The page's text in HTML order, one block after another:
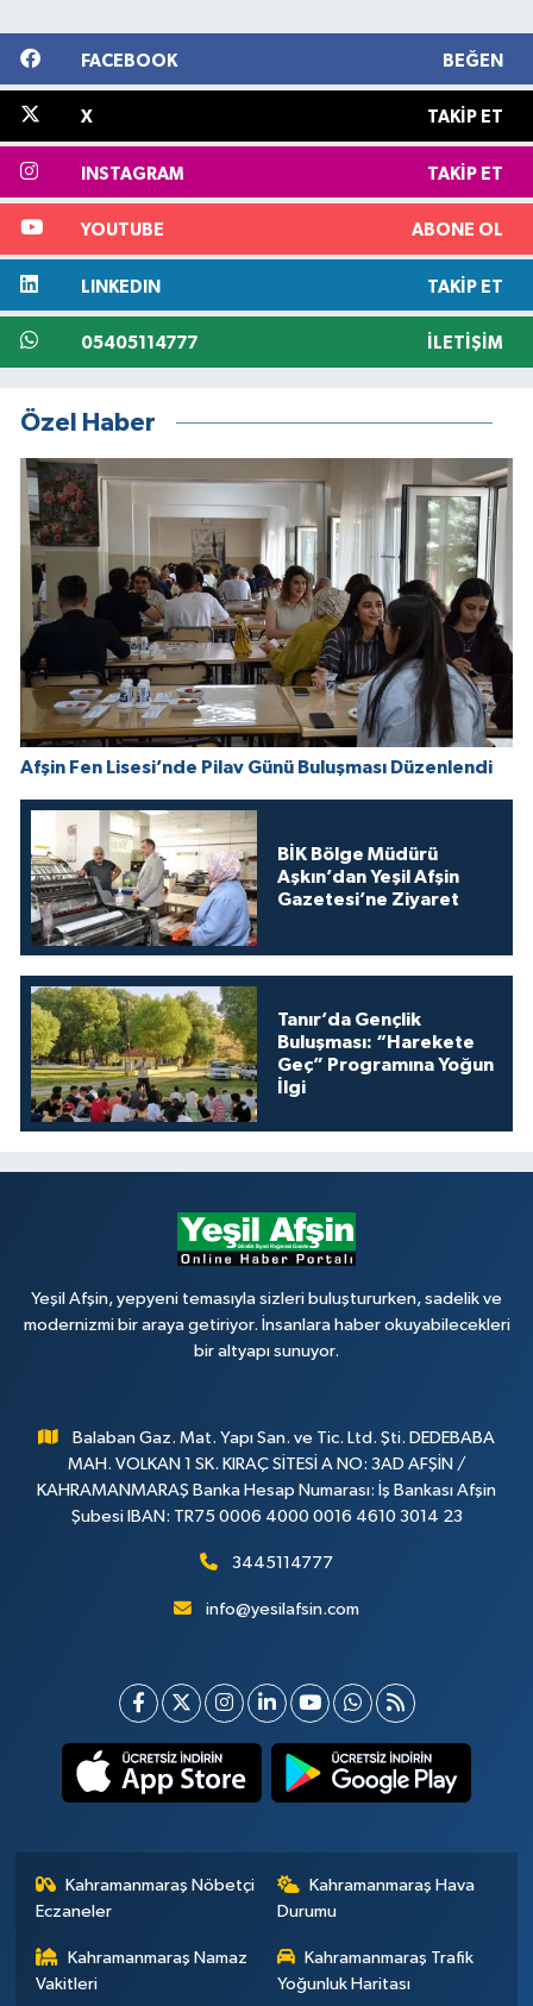
FACEBOOK BEĞEN
X TAKIP ET
INSTAGRAM TAKIP ET
YOUTUBE ABONE OL
LINKEDIN TAKIP ET
05405114777 İLETIŞIM
Özel Haber
Afşin Fen Lisesi’nde Pilav Günü Buluşması Düzenlendi
BİK Bölge Müdürü
Aşkın’dan Yeşil Afşin
Gazetesi’ne Ziyaret
Tanır’da Gençlik
Buluşması: “Harekete
Geç” Programına Yoğun
İlgi
Yeşil Afşin, yepyeni temasıyla sizleri buluştururken, sadelik ve
modernizmi bir araya getiriyor. İnsanlara haber okuyabilecekleri
bir altyapı sunuyor.
Balaban Gaz. Mat. Yapı San. ve Tic. Ltd. Şti. DEDEBABA
MAH. VOLKAN 1 SK. KIRAÇ SİTESİ A NO: 3AD AFŞİN /
KAHRAMANMARAŞ Banka Hesap Numarası: İş Bankası Afşin
Şubesi IBAN: TR75 0006 4000 0016 4610 3014 23
3445114777
info@yesilafsin.com
Kahramanmaraş Nöbetçi
Eczaneler
Kahramanmaraş Hava
Durumu
Kahramanmaraş Namaz
Vakitleri
Kahramanmaraş Trafik
Yoğunluk Haritası